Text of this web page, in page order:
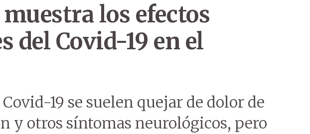
los efectos
del Covid-19 en el
19 se suelen quejar de dolor de
y otros síntomas neurológicos, pero